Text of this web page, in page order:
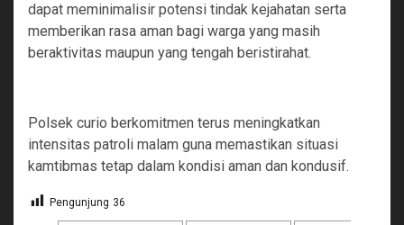
dapat meminimalisir potensi tindak kejahatan serta
memberikan rasa aman bagi warga yang masih
beraktivitas maupun yang tengah beristirahat.
‎Polsek curio berkomitmen terus meningkatkan
intensitas patroli malam guna memastikan situasi
kamtibmas tetap dalam kondisi aman dan kondusif.
Pengunjung 36